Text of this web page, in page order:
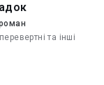
та інші